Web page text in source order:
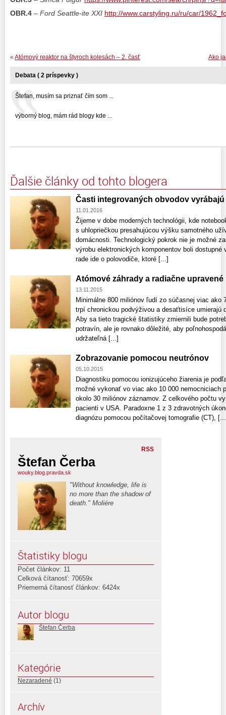
OBR.4 – Ford Seattle-ite XXI http://www.carstyling.ru/ru/car/
Ako
« Atómový reaktor na štyroch kolesách – 2. časť
Debata ( 2 príspevky )
Štefan, musím sa priznať čím som ...
výborný blog, mám rád blogy kde ...
Ďalšie články od tohto blogera
Časti integrovaných obvodov
11.01.2016
Žijeme v dobe moderných technológii, kde
s uhlopriečkou presahujúcou výšku samotného
domácnosti. Technologický pokrok nie je možné
výrobu elektronických komponentov boli
rade ide o polovodiče, ktoré [...]
Atómové záhrady a radiačne
13.11.2015
Minimálne 800 miliónov ľudí zo súčasnej viac ako
trpí chronickou podvýživou a desaťtisíce umierajú
Aby sa tieto tragické štatistiky zmiernili bude
potravín, ale je rovnako dôležité, aby
udržateľná [...]
Zobrazovanie pomocou neutrónov
05.10.2015
Diagnostiku pomocou ionizujúceho žiarenia je
možné vykonať vo viac ako 10 000 nemocniciach
okolo 30 miliónov záznamov. Z celkového počtu
pacienti v USA. Paradoxne 1 z 3 zdravotných
diagnózu pomocou počítačovej tomografie (CT),
RSS
Štefan Čerba
wouky.blog.pravda.sk
"Without knowledge, life is
no more than the shadow of
death." Moliére
Štatistiky blogu
Počet článkov: 11
Celková čítanosť: 70659x
Priemerná čítanosť článkov: 6424x
Autor blogu
Štefan Čerba
Kategórie
Nezaradené (1)
Archív